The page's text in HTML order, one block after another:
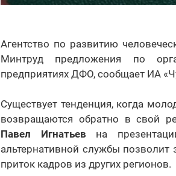
Агентство по развитию
Минтруд предложения по
предприятиях ДФО, сообщает ИА
Существует тенденция, когда
возвращаются обратно в свой
Павел Игнатьев на
альтернативной службы позволит
приток кадров из других регионов.